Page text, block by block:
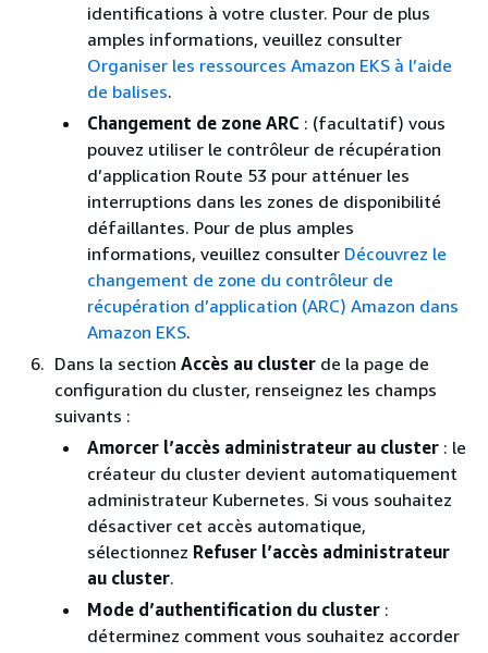
identifications à votre cluster. Pour de plus
amples informations, veuillez consulter
Organiser les ressources Amazon EKS à l’aide
de balises.
Changement de zone ARC : (facultatif) vous
pouvez utiliser le contrôleur de récupération
d’application Route 53 pour atténuer les
interruptions dans les zones de disponibilité
défaillantes. Pour de plus amples
informations, veuillez consulter Découvrez le
changement de zone du contrôleur de
récupération d’application (ARC) Amazon dans
Amazon EKS.
Dans la section Accès au cluster de la page de
configuration du cluster, renseignez les champs
suivants :
Amorcer l’accès administrateur au cluster : le
créateur du cluster devient automatiquement
administrateur Kubernetes. Si vous souhaitez
désactiver cet accès automatique,
sélectionnez Refuser l’accès administrateur
au cluster.
Mode d’authentification du cluster :
déterminez comment vous souhaitez accorder